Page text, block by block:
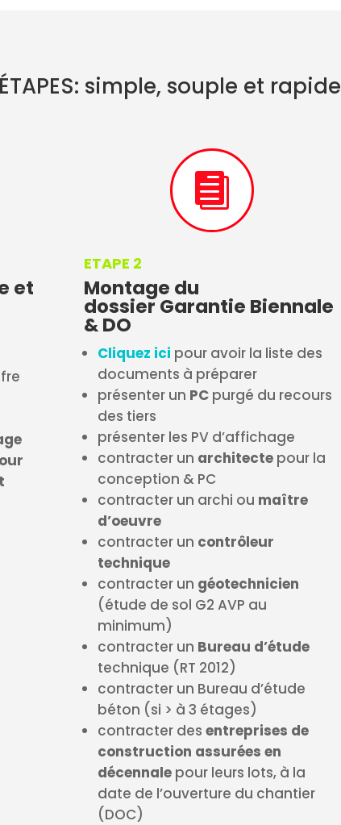
ÉTAPES: simple, souple et rapide
et

ETAPE 2
Montage du
dossier Garantie Biennale
& DO
Cliquez ici pour avoir la liste des
documents à préparer
présenter un PCpurgé du recours
des tiers
présenter les PV d’affichage
contracter un architectepour la
conception & PC
contracter un archi ou maître
d’oeuvre
contracter un contrôleur
technique
contracter un géotechnicien
(étude de sol G2 AVP au
minimum)
contracter un Bureau d’étude
technique (RT 2012)
contracter un Bureau d’étude
béton (si > à 3 étages)
contracter des entreprises de
construction assurées en
décennalepour leurs lots, à la
date de l’ouverture du chantier
(DOC)